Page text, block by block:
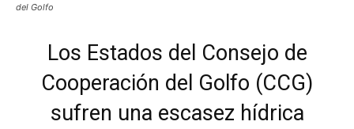
del Golfo
Los Estados del Consejo de
Cooperación del Golfo (CCG)
sufren una escasez hídrica